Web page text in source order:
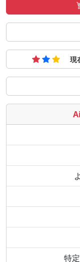
現
特